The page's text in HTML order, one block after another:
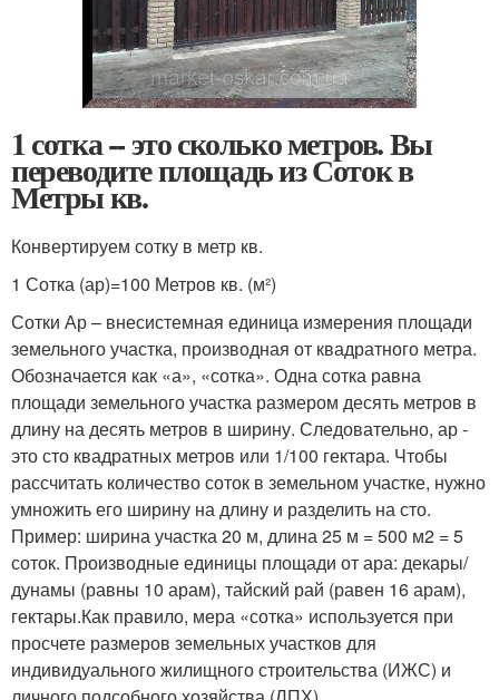
1 сотка -- это сколько метров. Вы
переводите площадь из Соток в
Метры кв.
Конвертируем сотку в метр кв.
1 Сотка (ар)=100 Метров кв. (м²)
Сотки Ар – внесистемная единица измерения площади
земельного участка, производная от квадратного метра.
Обозначается как «а», «сотка». Одна сотка равна
площади земельного участка размером десять метров в
длину на десять метров в ширину. Следовательно, ар -
это сто квадратных метров или 1/100 гектара. Чтобы
рассчитать количество соток в земельном участке, нужно
умножить его ширину на длину и разделить на сто.
Пример: ширина участка 20 м, длина 25 м = 500 м2 = 5
соток. Производные единицы площади от ара: декары/
дунамы (равны 10 арам), тайский рай (равен 16 арам),
гектары.Как правило, мера «сотка» используется при
просчете размеров земельных участков для
индивидуального жилищного строительства (ИЖС) и